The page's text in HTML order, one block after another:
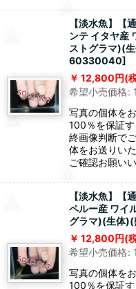
【淡水魚】【
ンテ イタヤ産
ストグラマ)(
60330040]
12,800円(
希望小売価格:
写真の個体を
100％を保証
終画像判断で
体をお送りい
ご確認お願い
【淡水魚】【
ペルー産 ワイ
グラマ)(生体
12,800円(
希望小売価格:
写真の個体を
100％を保証